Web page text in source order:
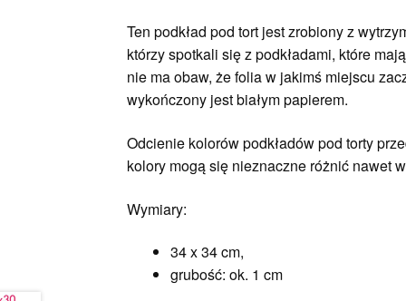
Ten podkład pod tort jest zrobiony z
którzy spotkali się z podkładami, które
nie ma obaw, że folia w jakimś miejscu
wykończony jest białym papierem.
Odcienie kolorów podkładów pod torty
kolory mogą się nieznaczne różnić nawet
Wymiary:
34 x 34 cm,
grubość: ok. 1 cm